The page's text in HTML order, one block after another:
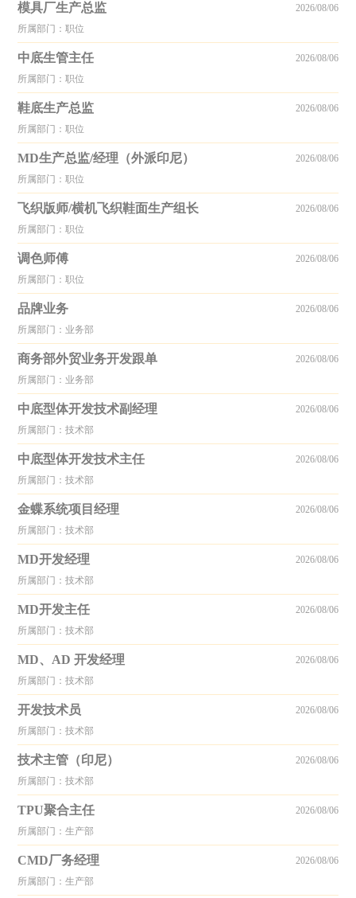
模具厂生产总监
所属部门：职位
2026/08/06
中底生管主任
所属部门：职位
2026/08/06
鞋底生产总监
所属部门：职位
2026/08/06
MD生产总监/经理（外派印尼）
所属部门：职位
2026/08/06
飞织版师/横机飞织鞋面生产组长
所属部门：职位
2026/08/06
调色师傅
所属部门：职位
2026/08/06
品牌业务
所属部门：业务部
2026/08/06
商务部外贸业务开发跟单
所属部门：业务部
2026/08/06
中底型体开发技术副经理
所属部门：技术部
2026/08/06
中底型体开发技术主任
所属部门：技术部
2026/08/06
金蝶系统项目经理
所属部门：技术部
2026/08/06
MD开发经理
所属部门：技术部
2026/08/06
MD开发主任
所属部门：技术部
2026/08/06
MD、AD 开发经理
所属部门：技术部
2026/08/06
开发技术员
所属部门：技术部
2026/08/06
技术主管（印尼）
所属部门：技术部
2026/08/06
TPU聚合主任
所属部门：生产部
2026/08/06
CMD厂务经理
所属部门：生产部
2026/08/06